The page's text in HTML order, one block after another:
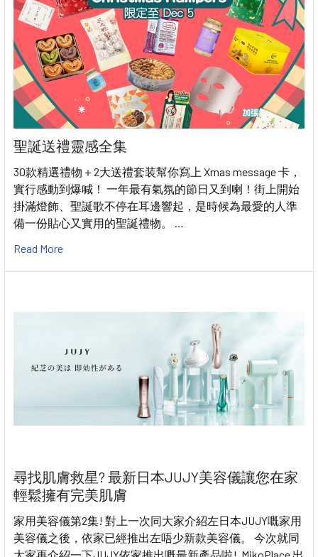
聖誕送禮靈感全集
30款精選禮物＋2大送禮套装幫你寫上 Xmas message 卡，
實行感動到爆喊！ 一年最有氣氛的節日又到喇！街上開始
掛滿燈飾、聖誕歌不停在耳邊響起，是時候為最愛的人準
備一份貼心又實用的聖誕禮物。 …
Read More
尋找肌膚救星? 最新日本JUJY美容儀讓您在家
輕鬆擁有完美肌膚
家用美容儀第2集! 對上一次同大家介紹左日本JUJY嘅家用
美容儀之後，依家已經推出左唔少新款美容儀。 今次就同